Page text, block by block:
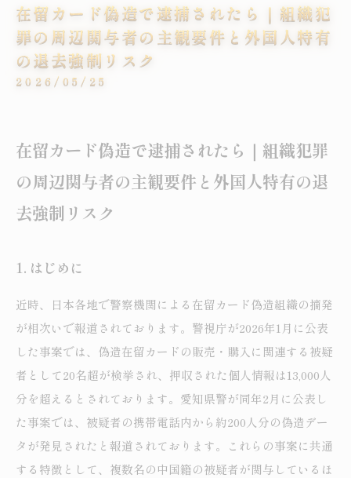
在留カード偽造で逮捕されたら｜組織犯
罪の周辺関与者の主観要件と外国人特有
の退去強制リスク
2026/05/25
在留カード偽造で逮捕されたら｜組織犯罪
の周辺関与者の主観要件と外国人特有の退
去強制リスク
1. はじめに
近時、日本各地で警察機関による在留カード偽造組織の摘発
が相次いで報道されております。警視庁が2026年1月に公表
した事案では、偽造在留カードの販売・購入に関連する被疑
者として20名超が検挙され、押収された個人情報は13,000人
分を超えるとされております。愛知県警が同年2月に公表し
た事案では、被疑者の携帯電話内から約200人分の偽造デー
タが発見されたと報道されております。これらの事案に共通
する特徴として、複数名の中国籍の被疑者が関与しているほ